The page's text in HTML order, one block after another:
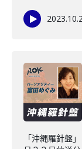
「沖縄羅針盤